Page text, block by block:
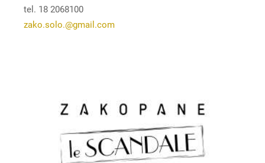
tel. 18 2068100
zako.solo.@gmail.com